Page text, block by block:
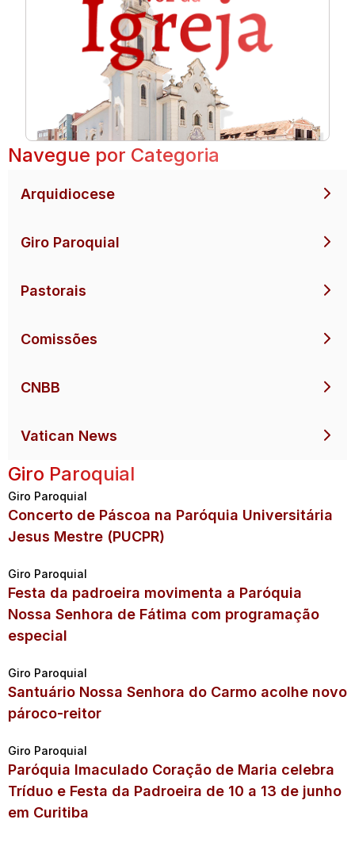
Navegue por Categoria
Arquidiocese
Giro Paroquial
Pastorais
Comissões
CNBB
Vatican News
Giro Paroquial
Giro Paroquial
Concerto de Páscoa na Paróquia Universitária
Jesus Mestre (PUCPR)
Giro Paroquial
Festa da padroeira movimenta a Paróquia
Nossa Senhora de Fátima com programação
especial
Giro Paroquial
Santuário Nossa Senhora do Carmo acolhe novo
pároco-reitor
Giro Paroquial
Paróquia Imaculado Coração de Maria celebra
Tríduo e Festa da Padroeira de 10 a 13 de junho
em Curitiba